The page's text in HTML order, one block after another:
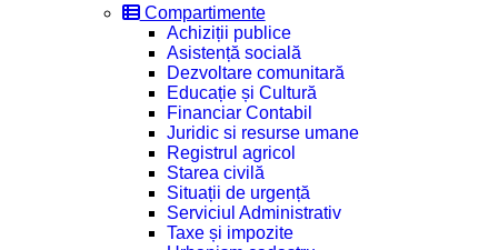
Compartimente
Achiziții publice
Asistență socială
Dezvoltare comunitară
Educație și Cultură
Financiar Contabil
Juridic si resurse umane
Registrul agricol
Starea civilă
Situații de urgență
Serviciul Administrativ
Taxe și impozite